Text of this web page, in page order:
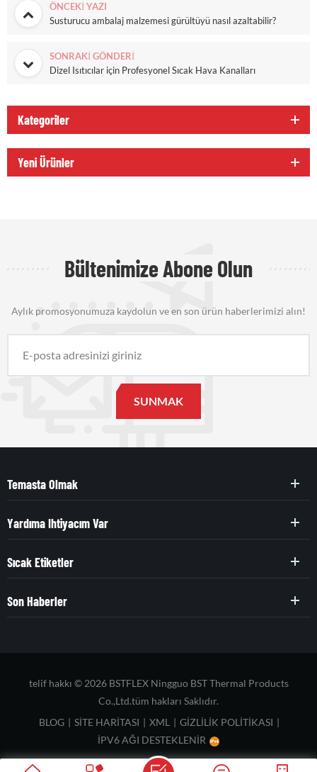
ÖNCEKI YAZI
Susturucu ambalaj malzemesi gürültüyü nasıl azaltabilir?
SONRAKI GÖNDERI
Dizel Isıtıcılar için Profesyonel Sıcak Hava Kanalları
Kategoriler
Yeni Ürünler
Bültenimize Abone Olun
Aylık promosyonumuza kaydolun ve en son ürün haberlerimizi alın!
Temasta Olmak
Yardıma Ihtiyacım Var
Sıcak Etiketler
Son Haberler
telif hakkı © 2026 BSTFLEX Ningguo BST Thermal Products
Co.,Ltd.tüm hakları Saklıdır.
BLOG | SITE HARITASI | XML | GIZLILIK POLITIKASI |
IPV6 AĞI DESTEKLENIR